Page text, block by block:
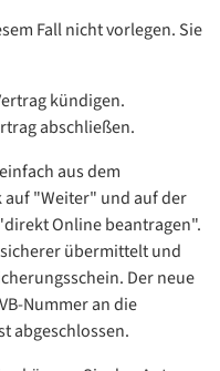
Fall nicht vorlegen. Sie
kündigen.
abschließen.
aus dem
auf "Weiter" und auf der
Online beantragen".
übermittelt und
Der neue
Nummer an die
abgeschlossen.